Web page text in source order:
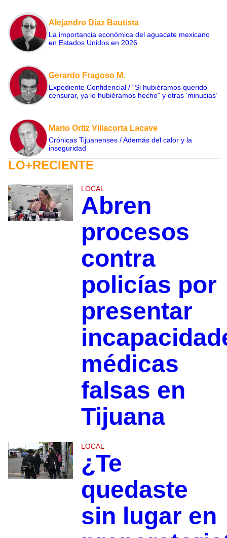
Alejandro Díaz Bautista
La importancia económica del aguacate mexicano
en Estados Unidos en 2026
Gerardo Fragoso M.
Expediente Confidencial / “Si hubiéramos querido
censurar, ya lo hubiéramos hecho” y otras ‘minucias’
Mario Ortiz Villacorta Lacave
Crónicas Tijuanenses / Además del calor y la
inseguridad
LO+RECIENTE
LOCAL
Abren
procesos
contra
policías por
presentar
médicas
falsas en
Tijuana
LOCAL
¿Te
quedaste
sin lugar en